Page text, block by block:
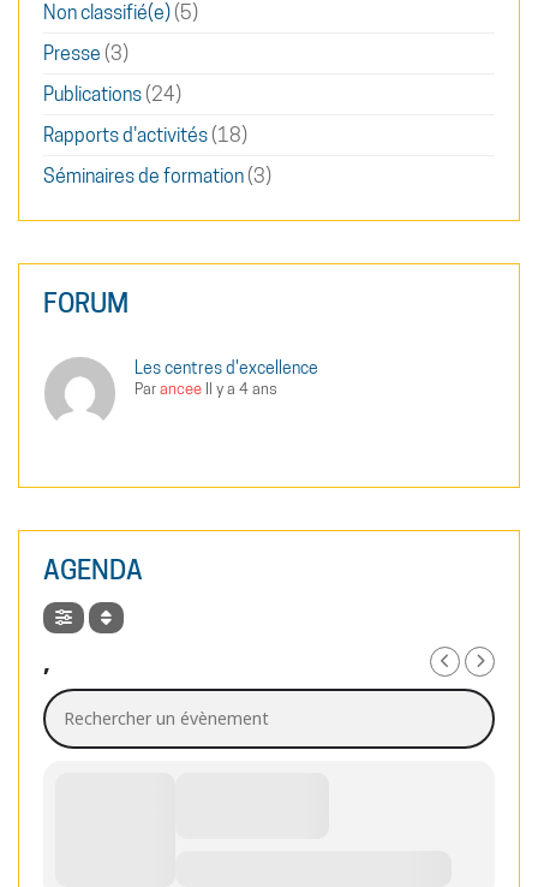
Non classifié(e)(5)
Presse (3)
Publications(24)
Rapports d'activités(18)
Séminaires de formation(3)
FORUM
Les centres d'excellence
Parancee Il y a 4 ans
AGENDA
,
Rechercher un évènement